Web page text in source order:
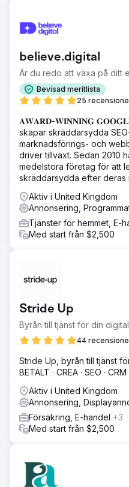
Internationell bariatrisk
• Generera kvalificerad
Minska CPL- och
en flerspråkig, skalbar
Lösning
🧭 Vad vi gjorde? (Lein-
konverteringstunnel •
språket/budskapet/
optimering: Kreativitets-
veckovisa budjusteringar
för svarstid för leads,
mötesspårning
Resultat
KPI-sammanfattning (3
Bokning: 52% ↑ • ROAS:
Digital etablerade en
tillväxtinfrastruktur inom
believe.digital
Är du redo att växa på ditt
Bevisad meritlista
25
𝐀𝐖𝐀𝐑𝐃-𝐖𝐈𝐍𝐍𝐈𝐍𝐆
skapar skräddarsydda
marknadsförings- och
driver tillväxt. Sedan 2010
medelstora företag för att
skräddarsydda efter deras
Aktiv i United Kingdom
Annonsering,
Tjänster för hemmet, E-
Med start från $2,500
Stride Up
Byrån till tjänst för din
44
Stride Up, byrån till tjänst
BETALT · CREA · SEO ·
Aktiv i United Kingdom
Annonsering,
Försäkring, E-handel +3
Med start från $2,500